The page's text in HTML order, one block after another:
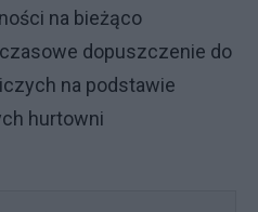
na bieżąco
dopuszczenie do
na podstawie
hurtowni